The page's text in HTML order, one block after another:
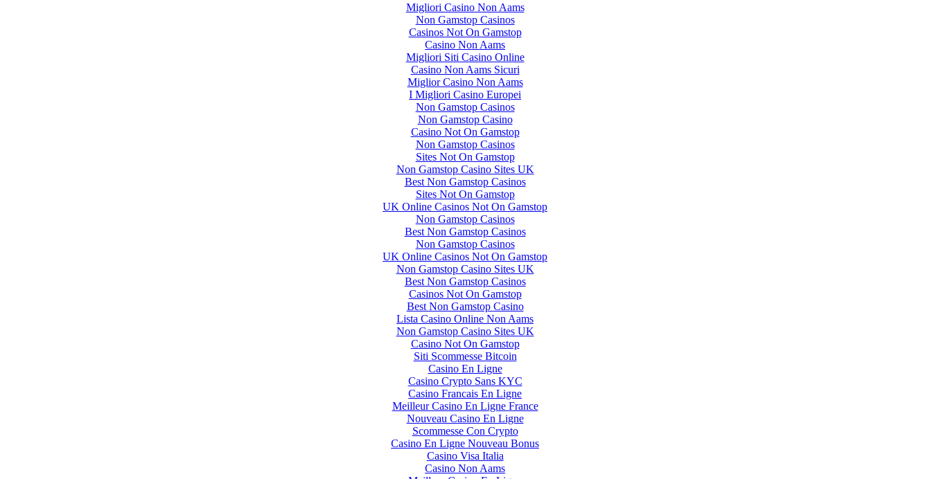
Migliori Casino Non Aams
Non Gamstop Casinos
Casinos Not On Gamstop
Casino Non Aams
Migliori Siti Casino Online
Casino Non Aams Sicuri
Miglior Casino Non Aams
I Migliori Casino Europei
Non Gamstop Casinos
Non Gamstop Casino
Casino Not On Gamstop
Non Gamstop Casinos
Sites Not On Gamstop
Non Gamstop Casino Sites UK
Best Non Gamstop Casinos
Sites Not On Gamstop
UK Online Casinos Not On Gamstop
Non Gamstop Casinos
Best Non Gamstop Casinos
Non Gamstop Casinos
UK Online Casinos Not On Gamstop
Non Gamstop Casino Sites UK
Best Non Gamstop Casinos
Casinos Not On Gamstop
Best Non Gamstop Casino
Lista Casino Online Non Aams
Non Gamstop Casino Sites UK
Casino Not On Gamstop
Siti Scommesse Bitcoin
Casino En Ligne
Casino Crypto Sans KYC
Casino Francais En Ligne
Meilleur Casino En Ligne France
Nouveau Casino En Ligne
Scommesse Con Crypto
Casino En Ligne Nouveau Bonus
Casino Visa Italia
Casino Non Aams